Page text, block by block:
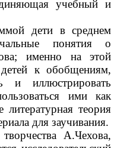
учебный и
дети в среднем
понятия о
именно на этой
к обобщениям,
и иллюстрировать
ими как
теория
для заучивания.
А.Чехова,